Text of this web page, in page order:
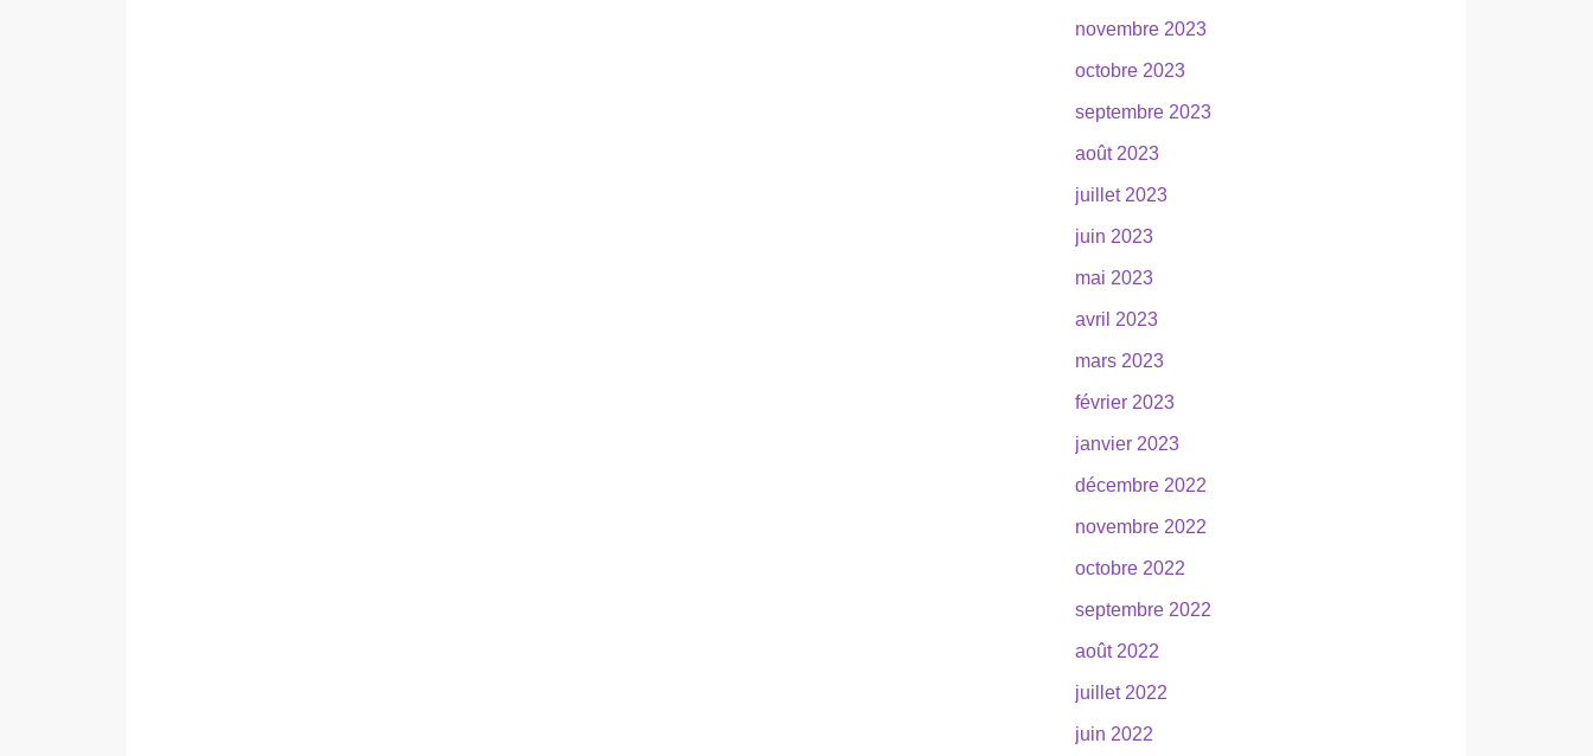
novembre 2023
octobre 2023
septembre 2023
août 2023
juillet 2023
juin 2023
mai 2023
avril 2023
mars 2023
février 2023
janvier 2023
décembre 2022
novembre 2022
octobre 2022
septembre 2022
août 2022
juillet 2022
juin 2022